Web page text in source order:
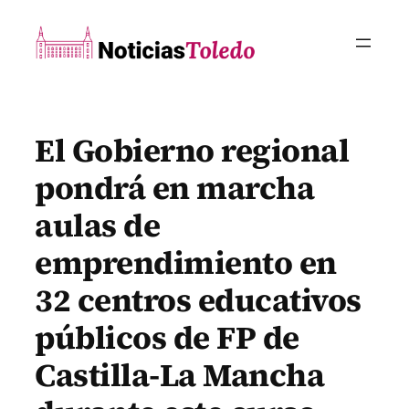
contenido
El Gobierno regional
pondrá en marcha
aulas de
emprendimiento en
32 centros educativos
públicos de FP de
Castilla-La Mancha